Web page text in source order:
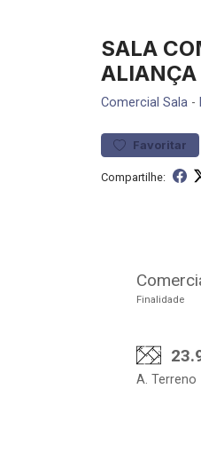
SALA
ALIANÇA
Comercial Sala -
Favoritar
Compartilhe:
Finalidade
A. Terreno